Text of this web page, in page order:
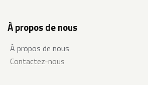
À propos de nous
À propos de nous
Contactez-nous